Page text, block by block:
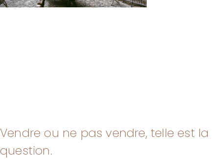
Vendre ou ne pas vendre, telle est la
question.